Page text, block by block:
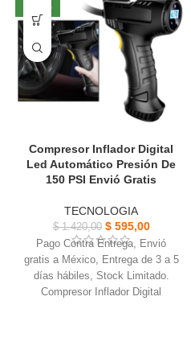
misma marca.
Ideal para escuchar tus
canciones favoritas, La duración
de la batería depende el uso.
NUEVO
Compresor Inflador Digital
Led Automático Presión De
150 PSI Envió Gratis
TECNOLOGIA
$1.420,00 $595,00
Pago Contra Entrega, Envió
gratis a México, Entrega de 3 a 5
días hábiles, Stock Limitado.
Compresor Inflador Digital